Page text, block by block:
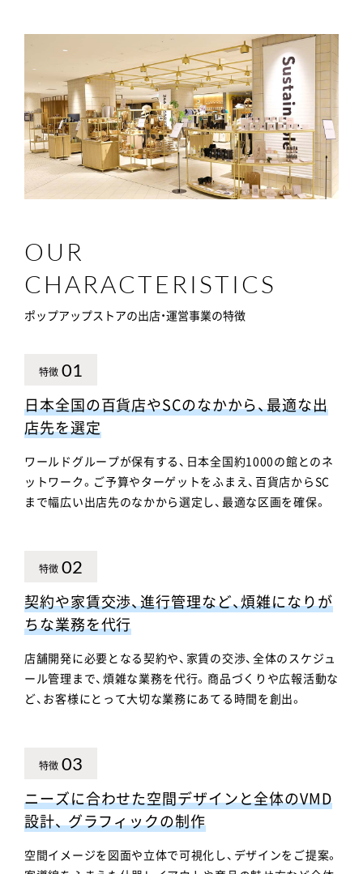
OUR
CHARACTERISTICS
ポップアップストアの出店・運営事業の特徴
特徴 01
日本全国の百貨店やSCのなかから、最適な出
店先を選定
ワールドグループが保有する、日本全国約1000の館とのネ
ットワーク。ご予算やターゲットをふまえ、百貨店からSC
まで幅広い出店先のなかから選定し、最適な区画を確保。
特徴 02
契約や家賃交渉、進行管理など、煩雑になりが
ちな業務を代行
店舗開発に必要となる契約や、家賃の交渉、全体のスケジュ
ール管理まで、煩雑な業務を代行。商品づくりや広報活動な
ど、お客様にとって大切な業務にあてる時間を創出。
特徴 03
ニーズに合わせた空間デザインと全体のVMD
設計、 グラフィックの制作
空間イメージを図面や立体で可視化し、デザインをご提案。